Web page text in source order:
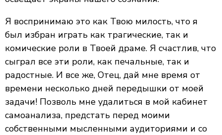
Я воспринимаю это как Твою милость, что я
был избран играть как трагические, так и
комические роли в Твоей драме. Я счастлив, что
сыграл все эти роли, как печальные, так и
радостные. И все же, Отец, дай мне время от
времени несколько дней передышки от моей
задачи! Позволь мне удалиться в мой кабинет
самоанализа, предстать перед моими
собственными мысленными аудиториями и со